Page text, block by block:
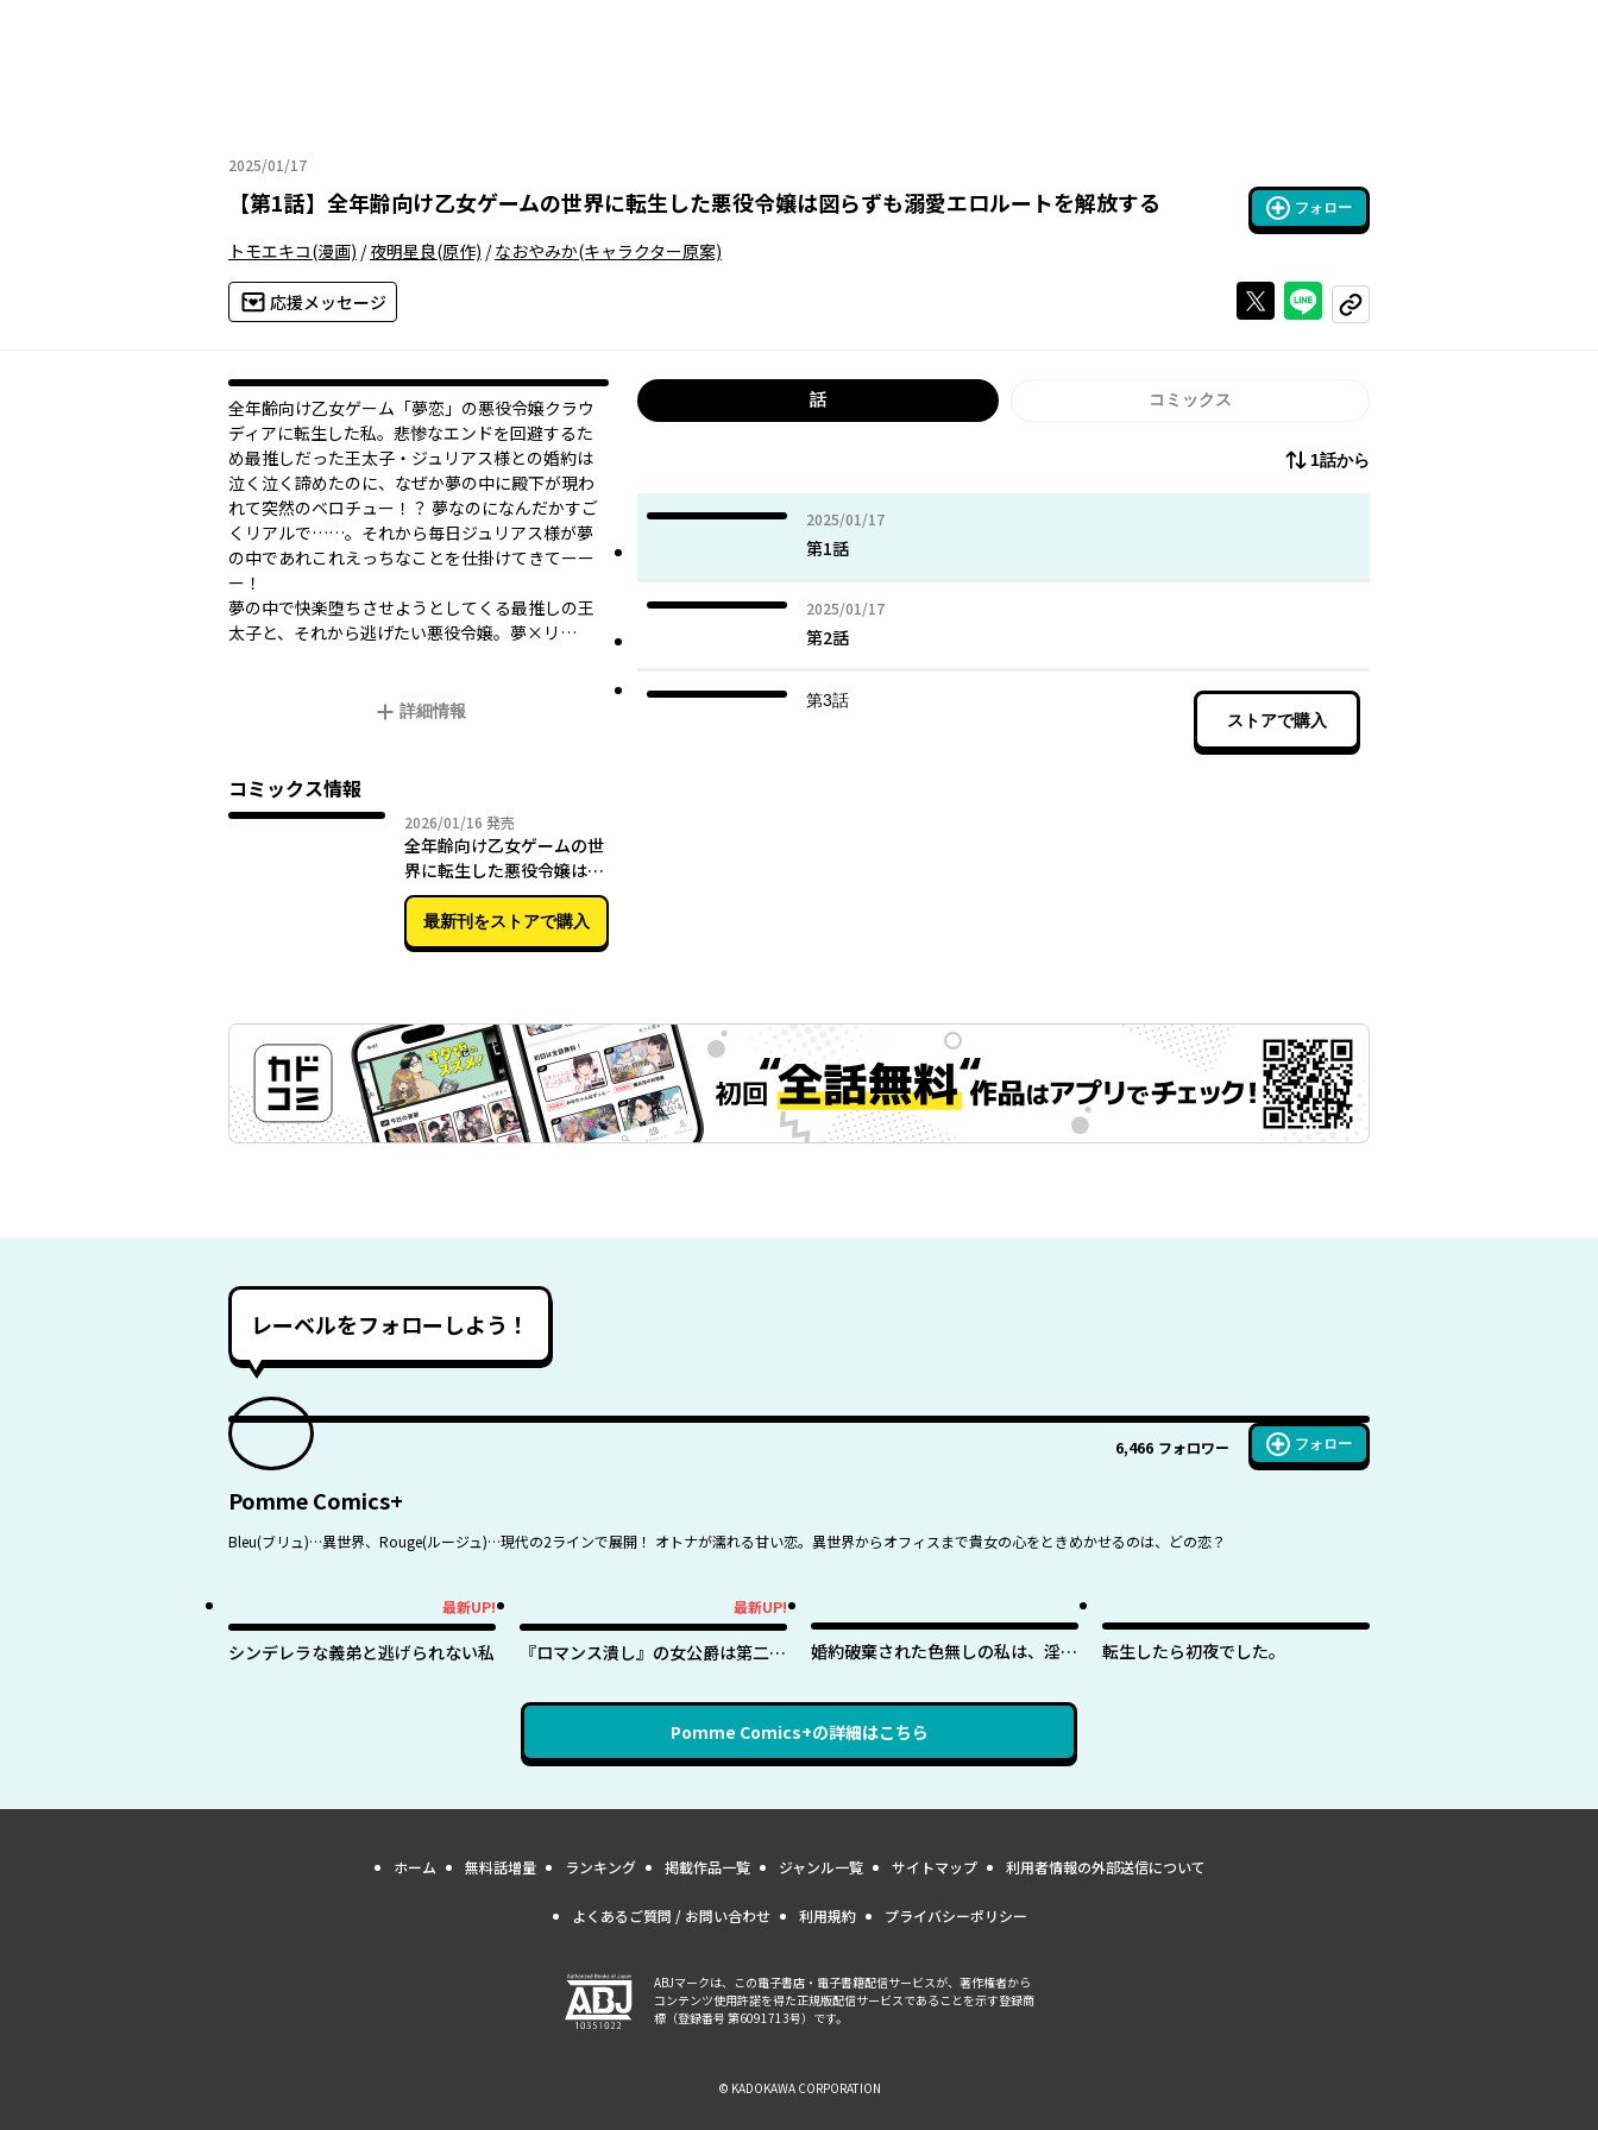
2025/01/17
2025年01月17日
【第1話】 全年齢向け乙女ゲームの世界に転生した悪役令嬢は図らずも溺愛エロルートを解放する フォロー
トモエキコ(漫画) /夜明星良(原作) /なおやみか(キャラクター原案)
応援メッセージ Xで投稿するラインでシェアする
コピーする
全年齢向け乙女ゲーム「夢恋」の悪役令嬢クラウ
ディアに転生した私。悲惨なエンドを回避するた
め最推しだった王太子・ジュリアス様との婚約は
泣く泣く諦めたのに、なぜか夢の中に殿下が現わ
れて突然のベロチュー！？ 夢なのになんだかすご
くリアルで……。それから毎日ジュリアス様が夢
の中であれこれえっちなことを仕掛けてきてーー
ー！
夢の中で快楽堕ちさせようとしてくる最推しの王
太子と、それから逃げたい悪役令嬢。夢×リ…
詳細情報
コミックス情報
2026/01/16 2026年01月16日
発売
全年齢向け乙女ゲームの世
界に転生した悪役令嬢は図
らずも溺愛エロルートを解
放する 1
最新刊をストアで購入
話 コミックス
1話から
2025/01/17
2025年01月17日
第1話
2025/01/17
2025年01月17日
第2話
第3話
ストアで購入
レーベルをフォローしよう！
6,466 フォロワー フォロー
Pomme Comics+
Bleu(ブリュ)…異世界、Rouge(ルージュ)…現代の2ラインで展開！ オトナが濡れる甘い恋。異世界からオフィスまで貴女の心をときめかせるのは、どの恋？
最新UP!
シンデレラな義弟と逃げられない私
最新UP!
『ロマンス潰し』の女公爵は第二王
婚約破棄された色無しの私は、淫紋
転生したら初夜でした。
Pomme Comics+の詳細はこちら
ホーム 無料話増量 ランキング 掲載作品一覧 ジャンル一覧 サイトマップ 利用者情報の外部送信について
よくあるご質問 / お問い合わせ 利用規約 プライバシーポリシー
ABJマークは、この電子書店・電子書籍配信サービスが、著作権者から
コンテンツ使用許諾を得た正規版配信サービスであることを示す登録商
標（登録番号 第6091713号）です。
© KADOKAWA CORPORATION